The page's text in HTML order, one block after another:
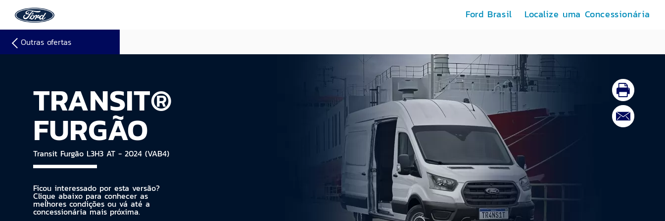
Ford Brasil Localize uma Concessionária
Outras ofertas
TRANSIT®
FURGÃO
Transit Furgão L3H3 AT - 2024 (VAB4)
Ficou interessado por esta versão?
Clique abaixo para conhecer as
melhores condições ou vá até a
concessionária mais próxima.